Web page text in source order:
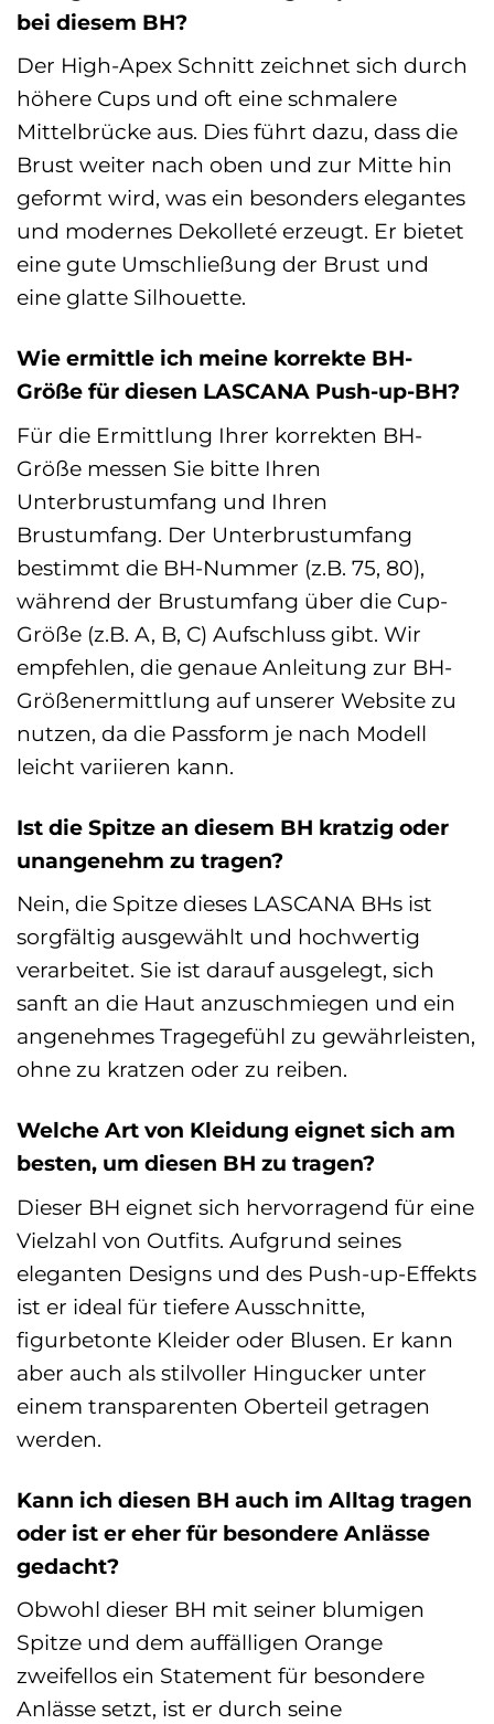
bei diesem BH?
Der High-Apex Schnitt zeichnet sich durch
höhere Cups und oft eine schmalere
Mittelbrücke aus. Dies führt dazu, dass die
Brust weiter nach oben und zur Mitte hin
geformt wird, was ein besonders elegantes
und modernes Dekolleté erzeugt. Er bietet
eine gute Umschließung der Brust und
eine glatte Silhouette.
Wie ermittle ich meine korrekte BH-
Größe für diesen LASCANA Push-up-BH?
Für die Ermittlung Ihrer korrekten BH-
Größe messen Sie bitte Ihren
Unterbrustumfang und Ihren
Brustumfang. Der Unterbrustumfang
bestimmt die BH-Nummer (z.B. 75, 80),
während der Brustumfang über die Cup-
Größe (z.B. A, B, C) Aufschluss gibt. Wir
empfehlen, die genaue Anleitung zur BH-
Größenermittlung auf unserer Website zu
nutzen, da die Passform je nach Modell
leicht variieren kann.
Ist die Spitze an diesem BH kratzig oder
unangenehm zu tragen?
Nein, die Spitze dieses LASCANA BHs ist
sorgfältig ausgewählt und hochwertig
verarbeitet. Sie ist darauf ausgelegt, sich
sanft an die Haut anzuschmiegen und ein
angenehmes Tragegefühl zu gewährleisten,
ohne zu kratzen oder zu reiben.
Welche Art von Kleidung eignet sich am
besten, um diesen BH zu tragen?
Dieser BH eignet sich hervorragend für eine
Vielzahl von Outfits. Aufgrund seines
eleganten Designs und des Push-up-Effekts
ist er ideal für tiefere Ausschnitte,
figurbetonte Kleider oder Blusen. Er kann
aber auch als stilvoller Hingucker unter
einem transparenten Oberteil getragen
werden.
Kann ich diesen BH auch im Alltag tragen
oder ist er eher für besondere Anlässe
gedacht?
Obwohl dieser BH mit seiner blumigen
Spitze und dem auffälligen Orange
zweifellos ein Statement für besondere
Anlässe setzt, ist er durch seine